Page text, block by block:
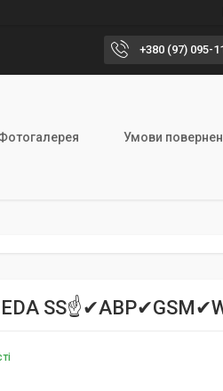
+380 (97) 095-
Умови